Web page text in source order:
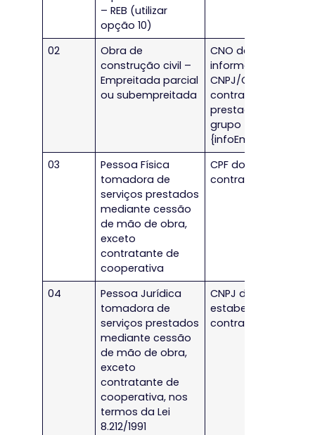
– REB (utilizar
opção 10)
02
Obra de
construção civil –
Empreitada parcial
ou subempreitada
CNO da obra – A
informação do
CNPJ/CPF do
contratante é
prestada no
grupo
{infoEmprParcial}
03
Pessoa Física
tomadora de
serviços prestados
mediante cessão
de mão de obra,
exceto
contratante de
cooperativa
CPF do
contratante
04
Pessoa Jurídica
tomadora de
serviços prestados
mediante cessão
de mão de obra,
exceto
contratante de
cooperativa, nos
termos da Lei
8.212/1991
CNPJ do
estabelecimento
contratante